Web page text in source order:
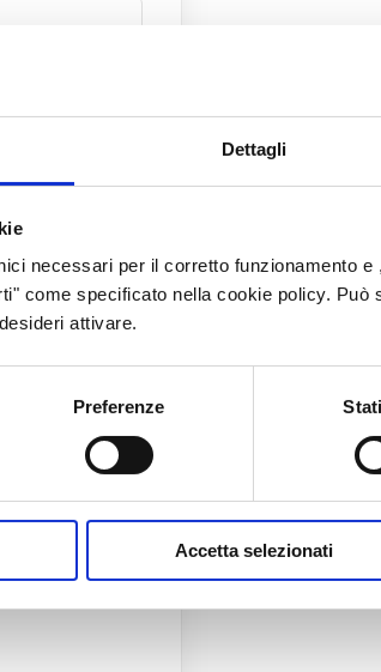
Dettagli
necessari per il corretto funzionamento
come specificato nella cookie policy.
attivare.
Preferenze
Accetta selezionati
secondo